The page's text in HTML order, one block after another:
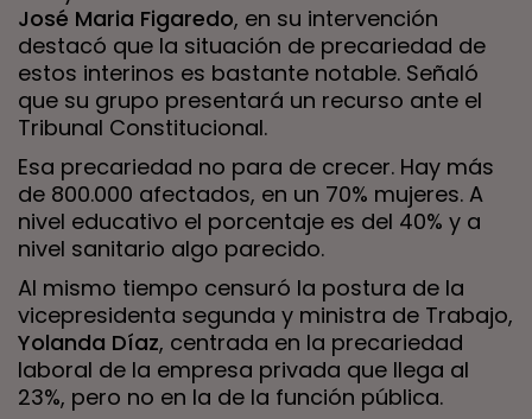
José Maria Figaredo, en su intervención
destacó que la situación de precariedad de
estos interinos es bastante notable. Señaló
que su grupo presentará un recurso ante el
Tribunal Constitucional.
Esa precariedad no para de crecer. Hay más
de 800.000 afectados, en un 70% mujeres. A
nivel educativo el porcentaje es del 40% y a
nivel sanitario algo parecido.
Al mismo tiempo censuró la postura de la
vicepresidenta segunda y ministra de Trabajo,
Yolanda Díaz, centrada en la precariedad
laboral de la empresa privada que llega al
23%, pero no en la de la función pública.